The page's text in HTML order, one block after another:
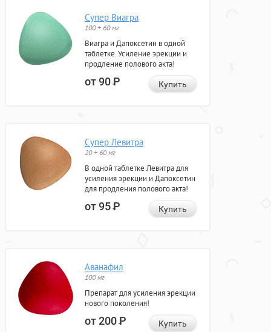
Супер Виагра
100 + 60 мг
Виагра и Дапоксетин в одной
таблетке. Усиление эрекции и
продление полового акта!
от 90Р Купить
Супер Левитра
20 + 60 мг
В одной таблетке Левитра для
усиления эрекции и Дапоксетин
для продления полового акта!
от 95Р Купить
Аванафил
100 мг
Препарат для усиления эрекции
нового поколения!
от 200Р Купить